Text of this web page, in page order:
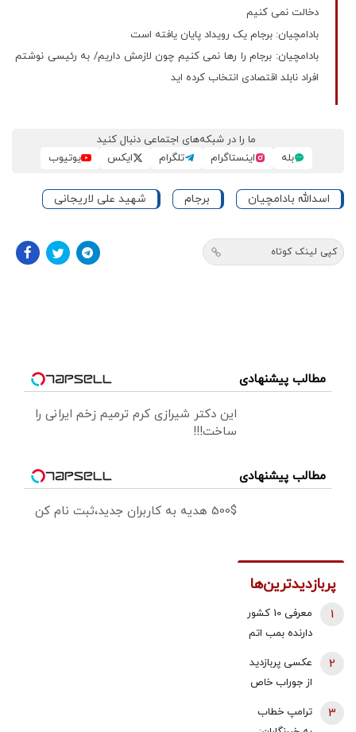
دخالت نمی کنیم
بادامچیان: برجام یک رویداد پایان یافته است
بادامچیان: برجام را رها نمی کنیم چون لازمش داریم/ به رئیسی نوشتم
افراد نابلد اقتصادی انتخاب کرده اید
ما را در شبکه‌های اجتماعی دنبال کنید
بله
اینستاگرام تلگرام ایکس یوتیوب
اسدالله بادامچیان برجام شهید علی لاریجانی
کپی لینک کوتاه
مطالب پیشنهادی
این دکتر شیرازی کرم ترمیم زخم ایرانی را
ساخت!!!
مطالب پیشنهادی
500$ هدیه به کاربران جدید،ثبت نام کن
پربازدیدترین‌ها
معرفی 10 کشور
دارنده بمب اتم
کشور بیشترین
بمب اتم را
دارد؟ +
1
عکسی پربازدید
از جوراب‌ خاص
در مراسم امضاء
2
ترامپ خطاب
3